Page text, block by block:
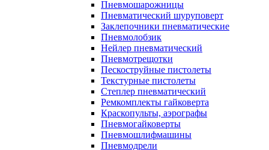
Пневмошарожницы
Пневматический шуруповерт
Заклепочники пневматические
Пневмолобзик
Нейлер пневматический
Пневмотрещотки
Пескоструйные пистолеты
Текстурные пистолеты
Степлер пневматический
Ремкомплекты гайковерта
Краскопульты, аэрографы
Пневмогайковерты
Пневмошлифмашины
Пневмодрели